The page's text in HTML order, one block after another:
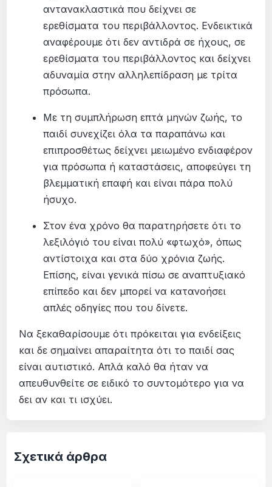
αντανακλαστικά που δείχνει σε
ερεθίσματα του περιβάλλοντος. Ενδεικτικά
αναφέρουμε ότι δεν αντιδρά σε ήχους, σε
ερεθίσματα του περιβάλλοντος και δείχνει
αδυναμία στην αλληλεπίδραση με τρίτα
πρόσωπα.
Με τη συμπλήρωση επτά μηνών ζωής, το
παιδί συνεχίζει όλα τα παραπάνω και
επιπροσθέτως δείχνει μειωμένο ενδιαφέρον
για πρόσωπα ή καταστάσεις, αποφεύγει τη
βλεμματική επαφή και είναι πάρα πολύ
ήσυχο.
Στον ένα χρόνο θα παρατηρήσετε ότι το
λεξιλόγιό του είναι πολύ «φτωχό», όπως
αντίστοιχα και στα δύο χρόνια ζωής.
Επίσης, είναι γενικά πίσω σε αναπτυξιακό
επίπεδο και δεν μπορεί να κατανοήσει
απλές οδηγίες που του δίνετε.
Να ξεκαθαρίσουμε ότι πρόκειται για ενδείξεις
και δε σημαίνει απαραίτητα ότι το παιδί σας
είναι αυτιστικό. Απλά καλό θα ήταν να
απευθυνθείτε σε ειδικό το συντομότερο για να
δει αν και τι ισχύει.
Σχετικά άρθρα